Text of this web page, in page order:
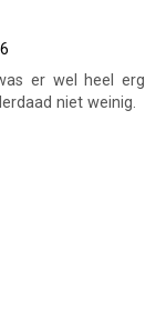
er wel heel erg
niet weinig.